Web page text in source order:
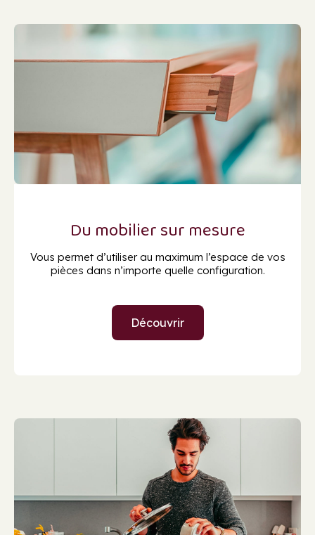
Du mobilier sur mesure
Vous permet d’utiliser au maximum l’espace de vos
pièces dans n’importe quelle configuration.
Découvrir